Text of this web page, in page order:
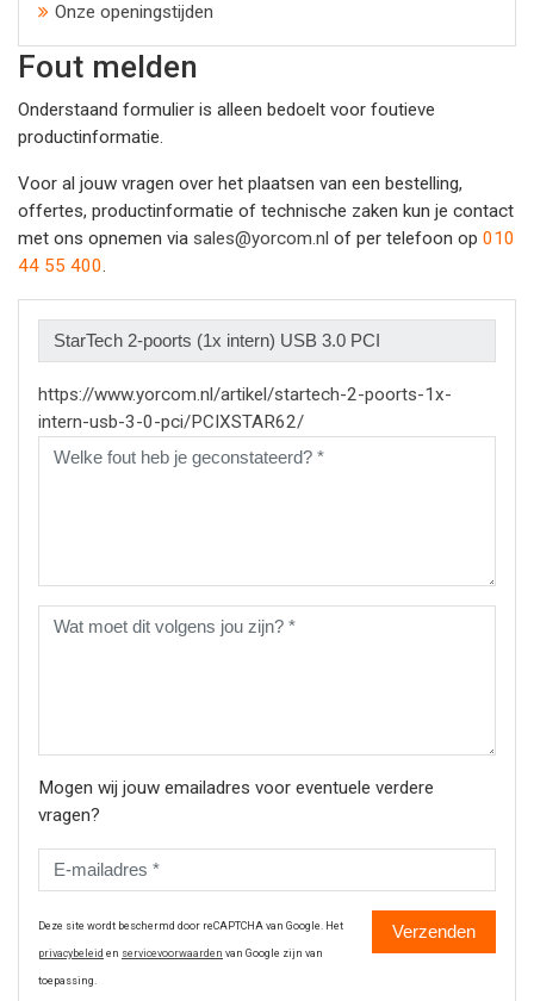
Onze openingstijden
Fout melden
Onderstaand formulier is alleen bedoelt voor foutieve
productinformatie.
Voor al jouw vragen over het plaatsen van een bestelling,
offertes, productinformatie of technische zaken kun je contact
met ons opnemen via sales@yorcom.nl of per telefoon op 010
44 55 400.
https://www.yorcom.nl/artikel/startech-2-poorts-1x-
intern-usb-3-0-pci/PCIXSTAR62/
Mogen wij jouw emailadres voor eventuele verdere
vragen?
Verzenden
Deze site wordt beschermd door reCAPTCHA van Google. Het
privacybeleid en servicevoorwaarden van Google zijn van
toepassing.